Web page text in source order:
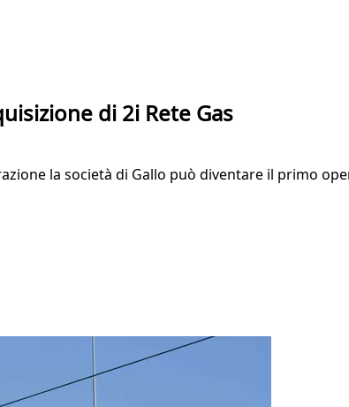
di 2i Rete Gas
la società di Gallo può diventare il primo